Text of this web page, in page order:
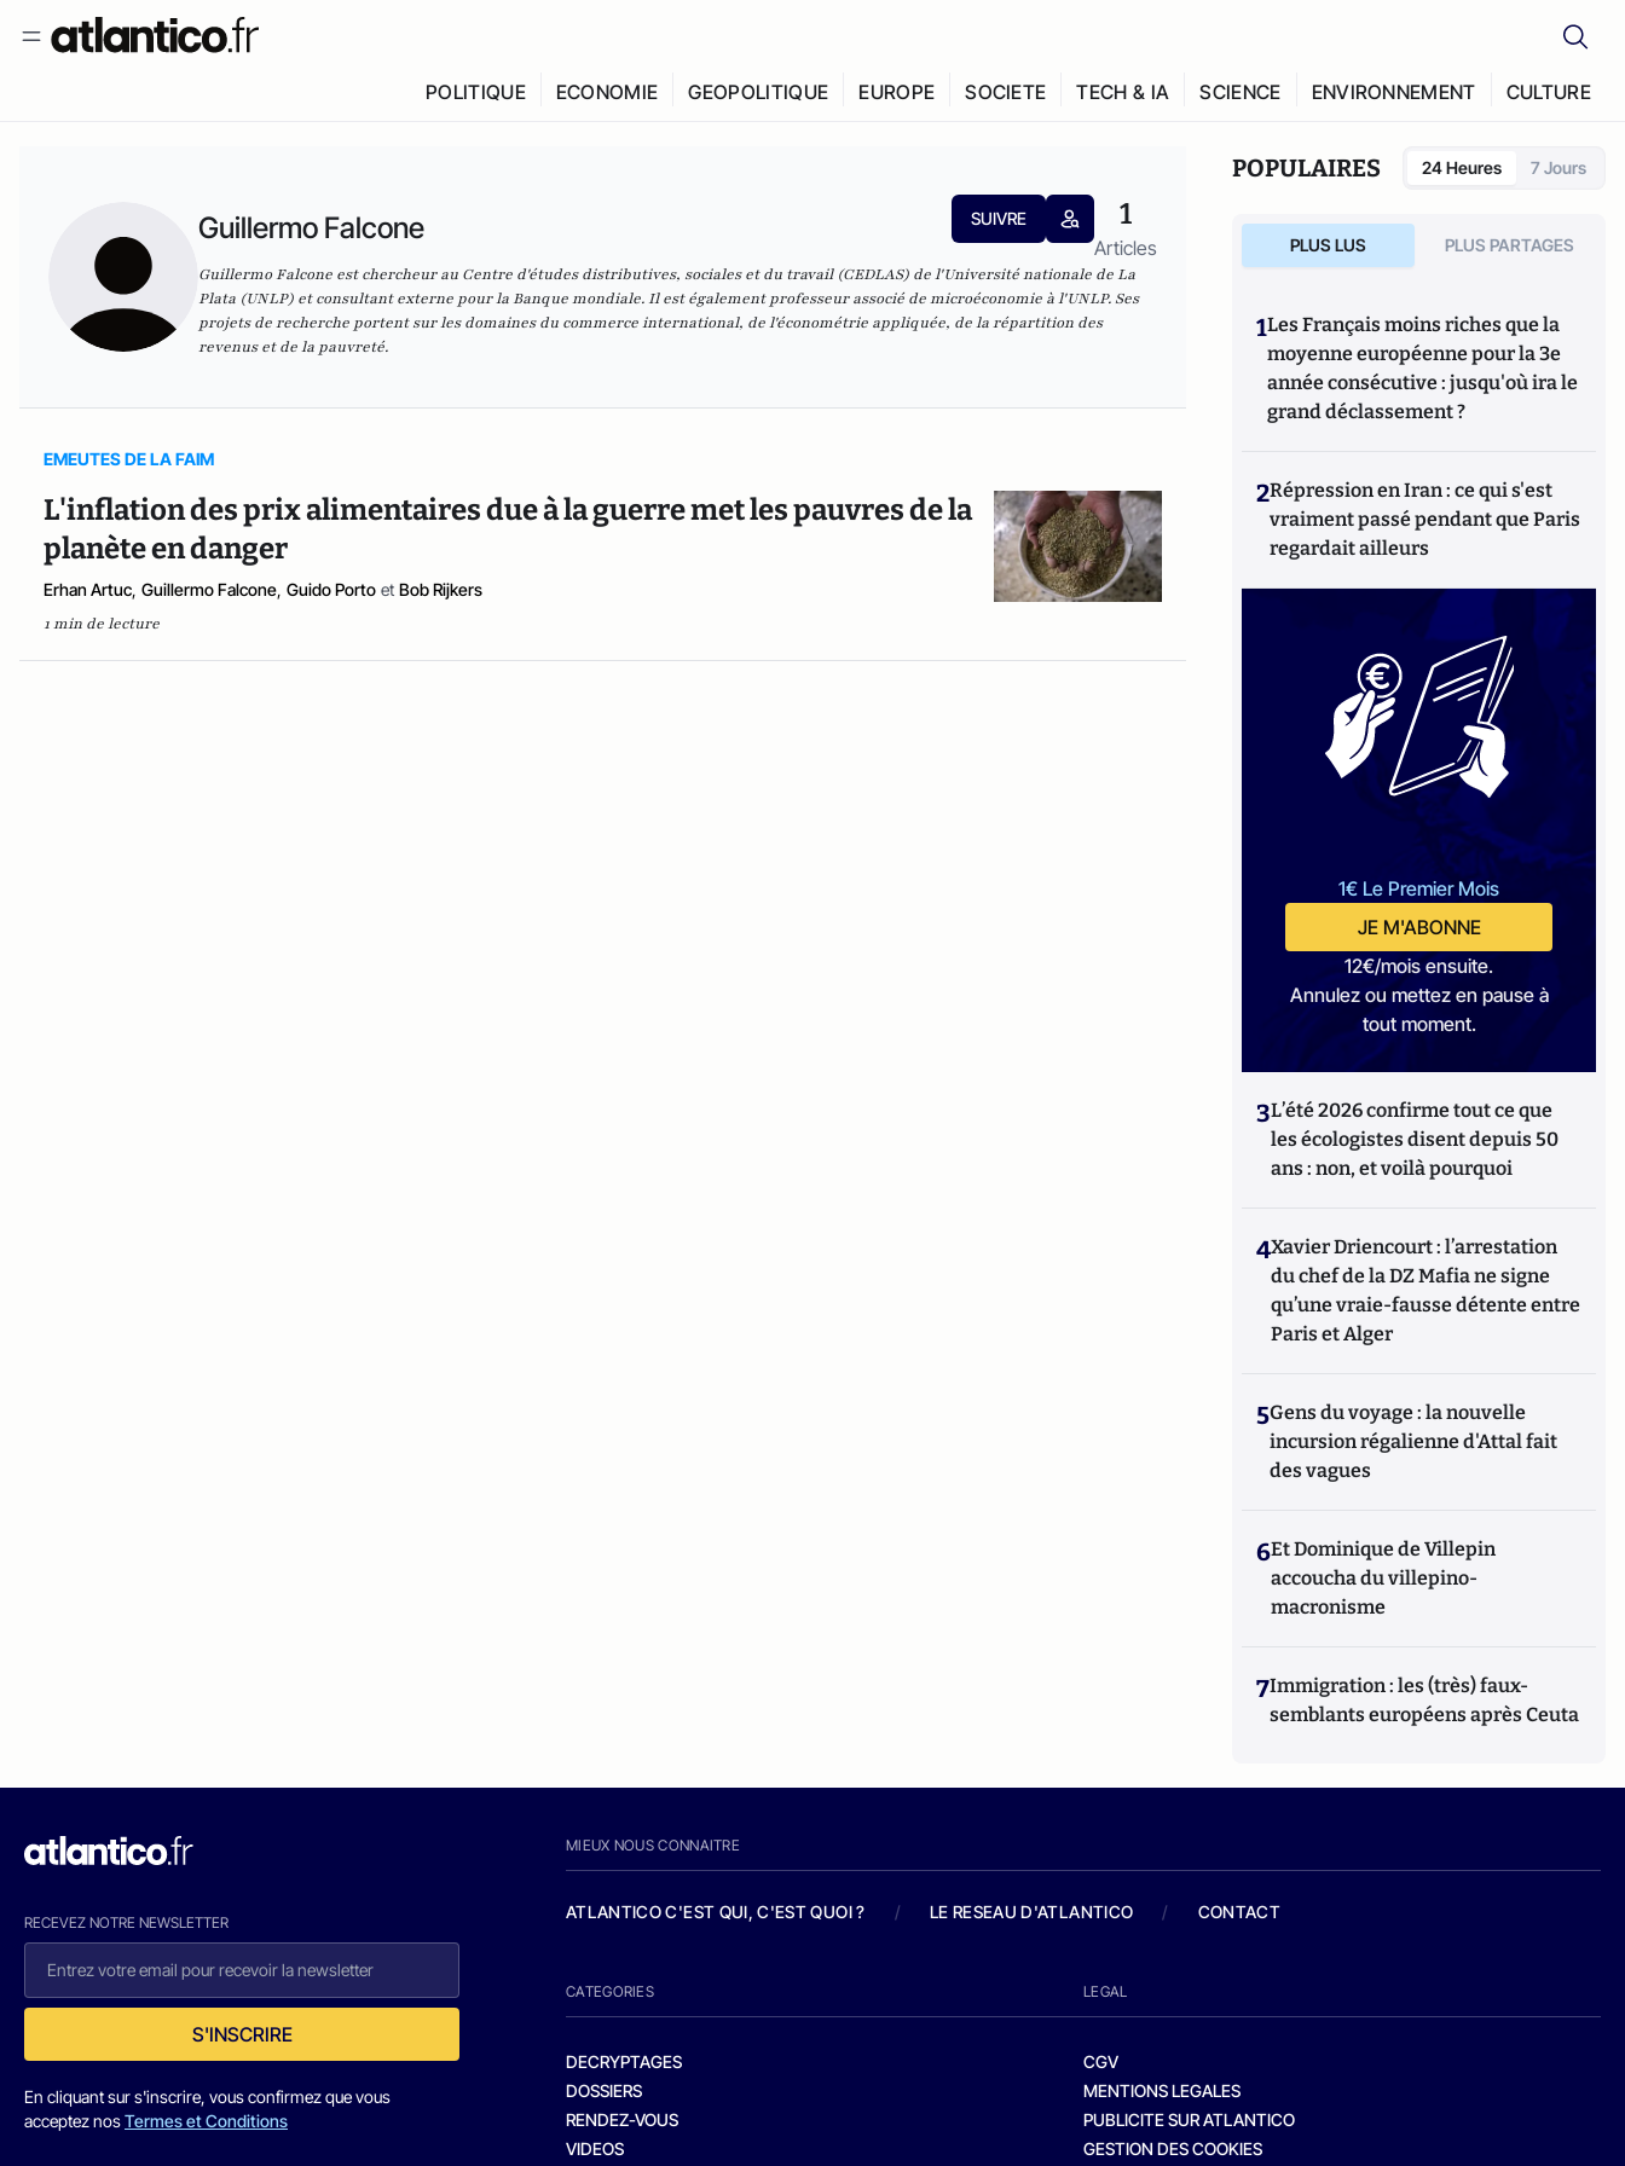
POLITIQUE ECONOMIE GEOPOLITIQUE EUROPE SOCIETE TECH & IA SCIENCE ENVIRONNEMENT CULTURE
Guillermo Falcone SUIVRE 1
Articles
Guillermo Falcone est chercheur au Centre d'études distributives, sociales et du travail (CEDLAS) de l'Université nationale de La
Plata (UNLP) et consultant externe pour la Banque mondiale. Il est également professeur associé de microéconomie à l'UNLP. Ses
projets de recherche portent sur les domaines du commerce international, de l'économétrie appliquée, de la répartition des
revenus et de la pauvreté.
EMEUTES DE LA FAIM
L'inflation des prix alimentaires due à la guerre met les pauvres de la
planète en danger
Erhan Artuc, Guillermo Falcone, Guido Porto et Bob Rijkers
1 min de lecture
POPULAIRES 24 Heures 7 Jours
PLUS LUS PLUS PARTAGES
1Les Français moins riches que la
moyenne européenne pour la 3e
année consécutive : jusqu'où ira le
grand déclassement ?
2Répression en Iran : ce qui s'est
vraiment passé pendant que Paris
regardait ailleurs
1€ Le Premier Mois
JE M'ABONNE
12€/mois ensuite.
Annulez ou mettez en pause à
tout moment.
3L’été 2026 confirme tout ce que
les écologistes disent depuis 50
ans : non, et voilà pourquoi
4Xavier Driencourt : l’arrestation
du chef de la DZ Mafia ne signe
qu’une vraie-fausse détente entre
Paris et Alger
5Gens du voyage : la nouvelle
incursion régalienne d'Attal fait
des vagues
6Et Dominique de Villepin
accoucha du villepino-
macronisme
7Immigration : les (très) faux-
semblants européens après Ceuta
RECEVEZ NOTRE NEWSLETTER
S'INSCRIRE
En cliquant sur s'inscrire, vous confirmez que vous
acceptez nosTermes et Conditions
MIEUX NOUS CONNAITRE
ATLANTICO C'EST QUI, C'EST QUOI ? / LE RESEAU D'ATLANTICO / CONTACT
CATEGORIES
DECRYPTAGES
DOSSIERS
RENDEZ-VOUS
VIDEOS
LEGAL
CGV
MENTIONS LEGALES
PUBLICITE SUR ATLANTICO
GESTION DES COOKIES